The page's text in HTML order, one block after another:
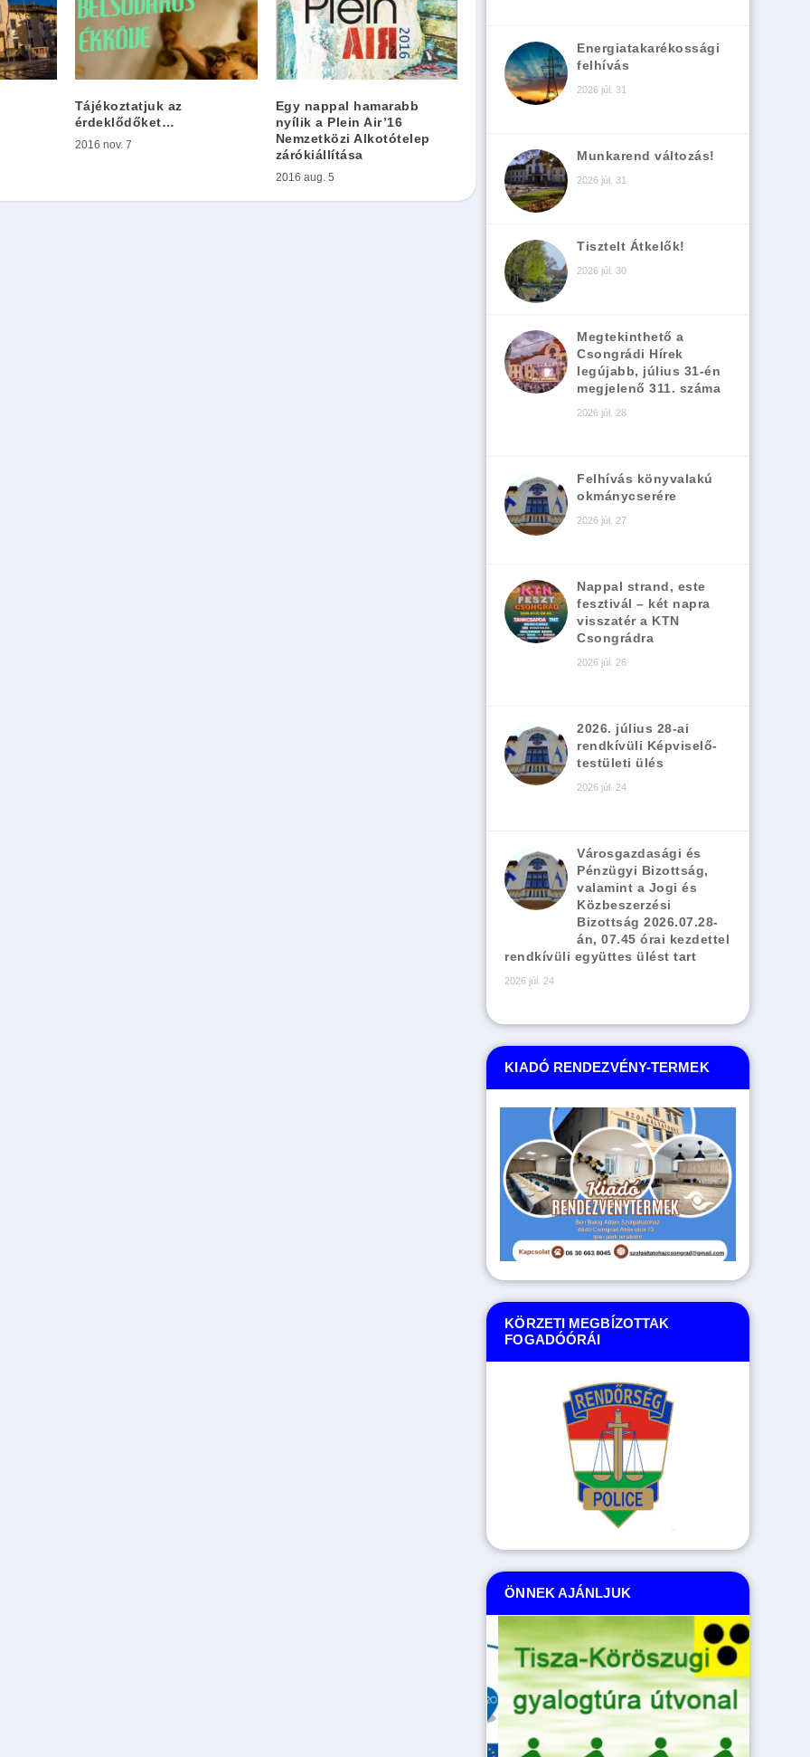
Tájékoztatjuk az
érdeklődőket…
2016 nov. 7
Egy nappal hamarabb
nyílik a Plein Air’16
Nemzetközi Alkotótelep
zárókiállítása
2016 aug. 5
Energiatakarékossági
felhívás
2026 júl. 31
Munkarend változás!
2026 júl. 31
Tisztelt Átkelők!
2026 júl. 30
Megtekinthető a
Csongrádi Hírek
legújabb, július 31-én
megjelenő 311. száma
2026 júl. 28
Felhívás könyvalakú
okmánycserére
2026 júl. 27
Nappal strand, este
fesztivál – két napra
visszatér a KTN
Csongrádra
2026 júl. 26
2026. július 28-ai
rendkívüli Képviselő-
testületi ülés
2026 júl. 24
Városgazdasági és
Pénzügyi Bizottság,
valamint a Jogi és
Közbeszerzési
Bizottság 2026.07.28-
án, 07.45 órai kezdettel
rendkívüli együttes ülést tart
2026 júl. 24
KIADÓ RENDEZVÉNY-TERMEK
KÖRZETI MEGBÍZOTTAK
FOGADÓÓRÁI
ÖNNEK AJÁNLJUK